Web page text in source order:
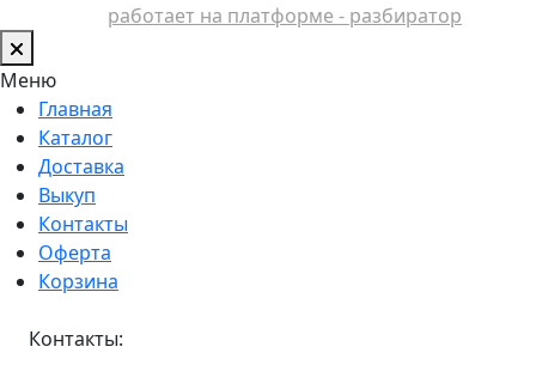
работает на платформе - разбиратор
Меню
Главная
Каталог
Доставка
Выкуп
Контакты
Оферта
Корзина
Контакты: